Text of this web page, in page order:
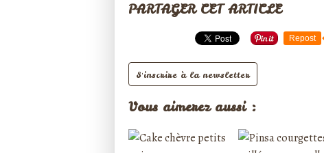
PARTAGER CET ARTICLE
Repost
S'inscrire à la newsletter
Vous aimerez aussi :